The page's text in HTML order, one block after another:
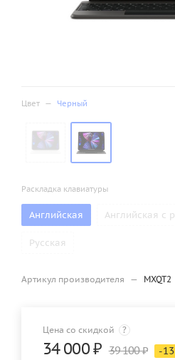
Цвет — Черный
Раскладка клавиатуры
Английская Английская с
Русская
Артикул производителя — MXQT2
Цена со скидкой ?
34 000₽ 39 100₽ -13